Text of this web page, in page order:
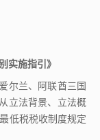
实施指引》
尔兰、阿联酋三国
立法背景、立法概
低税税收制度规定